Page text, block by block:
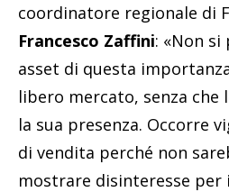
coordinatore regionale di
Francesco Zaffini: «Non si
asset di questa
libero mercato, senza che
la sua presenza. Occorre
di vendita perché non
mostrare disinteresse